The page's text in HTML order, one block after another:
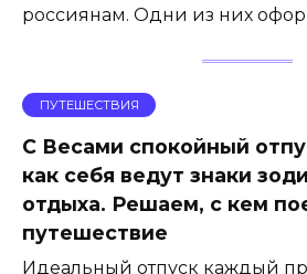
россиянам. Одни из них
ПУТЕШЕСТВИЯ
С Весами спокойный
как себя ведут знаки
отдыха. Решаем, с кем
путешествие
Идеальный отпуск каждый